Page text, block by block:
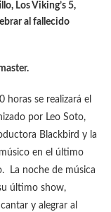
Los Viking’s 5,
al fallecido
horas se realizará el
por Leo Soto,
Blackbird y la
en el último
La noche de música
último show,
y alegrar al